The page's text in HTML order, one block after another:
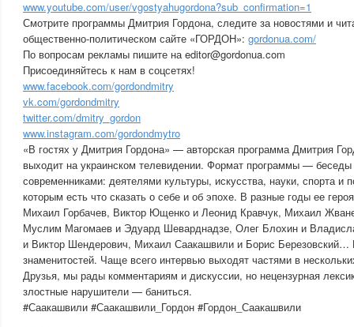
www.youtube.com/user/vgostyahugordona?sub_confirmation=1
Смотрите программы Дмитрия Гордона, следите за новостями и
общественно-политическом сайте «ГОРДОН»: gordonua.com/
По вопросам рекламы пишите на editor@gordonua.com
Присоединяйтесь к нам в соцсетях!
www.facebook.com/gordondmitry
vk.com/gordondmitry
twitter.com/dmitry_gordon
www.instagram.com/gordondmytro
«В гостях у Дмитрия Гордона» — авторская программа Дмитрия
выходит на украинском телевидении. Формат программы —
современниками: деятелями культуры, искусства, науки, спорта и
которым есть что сказать о себе и об эпохе. В разные годы ее
Михаил Горбачев, Виктор Ющенко и Леонид Кравчук, Михаил
Муслим Магомаев и Эдуард Шеварднадзе, Олег Блохин и
и Виктор Шендерович, Михаил Саакашвили и Борис Березовский…
знаменитостей. Чаще всего интервью выходят частями в
Друзья, мы рады комментариям и дискуссии, но нецензурная
злостные нарушители — баниться.
#Саакашвили #Саакашвили_Гордон #Гордон_Саакашвили